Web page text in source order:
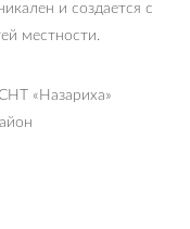
и создается с
местности.